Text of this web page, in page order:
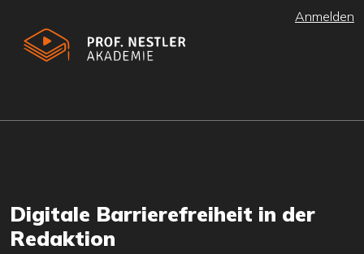
Anmelden
Digitale Barrierefreiheit in der
Redaktion